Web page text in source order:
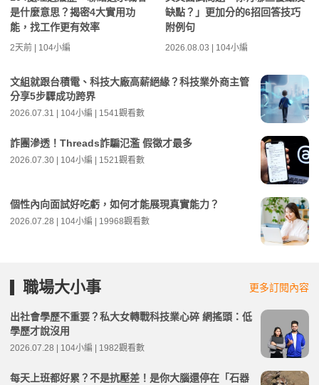
是什麼意思？揭密4大實用功
能，找工作更有效率
2天前 | 104小編
缺點？」更加分的6招回答技巧
附例句
2026.08.03 | 104小編
文組就跟台積電、科技大廠高薪絕緣？科技業外商主管
分享5步驟成功跨界
2026.07.31 | 104小編 | 1541觀看數
詐團滲透！Threads詐騙氾濫 假徵才最多
2026.07.30 | 104小編 | 1521觀看數
個性內向面試好吃虧，如何才能展現真實能力？
2026.07.28 | 104小編 | 19968觀看數
職場大小事 更多訂閱內容
出社會學歷不重要？私大女轉戰科技業心碎 網搖頭：低
學歷才說沒用
2026.07.28 | 104小編 | 1982觀看數
每天上班都好累？不是抗壓差！是你大腦還停在「石器